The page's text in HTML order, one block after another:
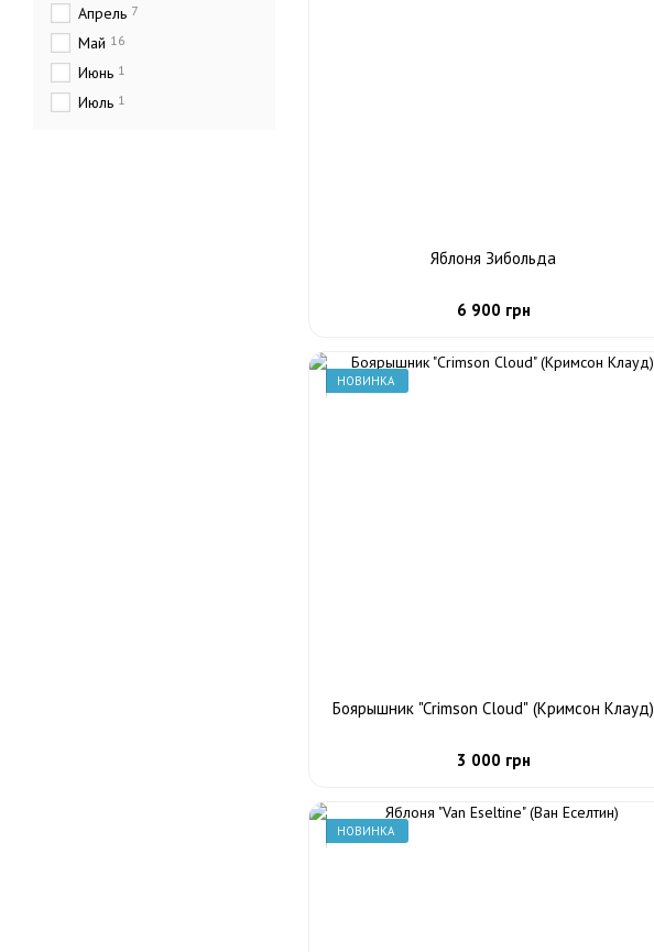
Яблоня Зибольда
6 900 грн
НОВИНКА
Боярышник "Crimson Cloud" (Кримсон Клауд)
3 000 грн
НОВИНКА
Апрель 7
Май 16
Июнь 1
Июль 1